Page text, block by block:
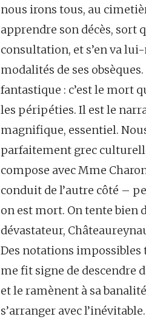
nous irons tous, au
apprendre son décès, sort
consultation, et s’en va
modalités de ses
fantastique : c’est le mort
les péripéties. Il est le
magnifique, essentiel.
parfaitement grec
compose avec Mme
conduit de l’autre côté –
on est mort. On tente bien
dévastateur,
Des notations impossibles
me fit signe de descendre
et le ramènent à sa
s’arranger avec l’inévitable.